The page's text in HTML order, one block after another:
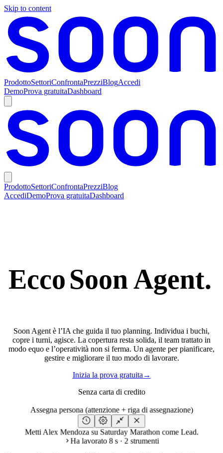
Skip to content
ProdottoSettoriConfrontaPrezziBlogAccedi
DemoProva gratuitaDashboard
ProdottoSettoriConfrontaPrezziBlog
AccediDemoProva gratuitaDashboard
EccoSoon Agent.
Soon Agent è l’IA che guida il tuo planning. Individua i buchi,
copre i turni, agisce. La copertura resta solida, il team trattato in
modo equo e l’operatività non si ferma. Un agente per pianificare,
gestire e migliorare il tuo modo di lavorare.
Inizia la prova gratuita →
Senza carta di credito
Assegna persona (attenzione + riga di assegnazione)
Metti Alex Mendoza su Saturday Marathon come Lead.
Ha lavorato 8 s · 2 strumenti